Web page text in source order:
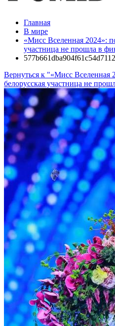
Главная
В мире
«Мисс Вселенная 2024»:
участница не прошла в
Вернуться к "«Мисс Вселенная
белорусская участница не